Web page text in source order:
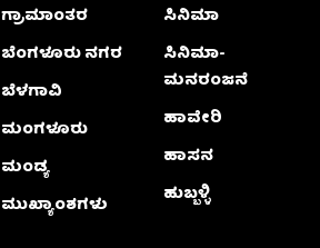
ಗ್ರಾಮಾಂತರ
ಬೆಂಗಳೂರು ನಗರ
ಬೆಳಗಾವಿ
ಮಂಗಳೂರು
ಮಂಡ್ಯ
ಮುಖ್ಯಾಂಶಗಳು
ಸಿನಿಮಾ
ಸಿನಿಮಾ-
ಮನರಂಜನೆ
ಹಾವೇರಿ
ಹಾಸನ
ಹುಬ್ಬಳ್ಳಿ